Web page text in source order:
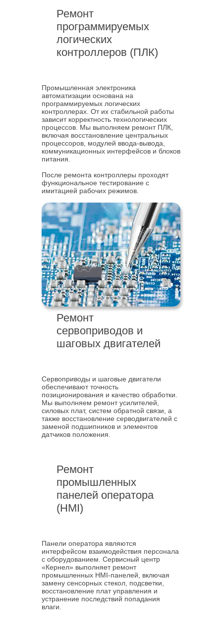
Ремонт
программируемых
логических
контроллеров (ПЛК)
Промышленная электроника
автоматизации основана на
программируемых логических
контроллерах. От их стабильной работы
зависит корректность технологических
процессов. Мы выполняем ремонт ПЛК,
включая восстановление центральных
процессоров, модулей ввода-вывода,
коммуникационных интерфейсов и блоков
питания.
После ремонта контроллеры проходят
функциональное тестирование с
имитацией рабочих режимов.
Ремонт
сервоприводов и
шаговых двигателей
Сервоприводы и шаговые двигатели
обеспечивают точность
позиционирования и качество обработки.
Мы выполняем ремонт усилителей,
силовых плат, систем обратной связи, а
также восстановление серводвигателей с
заменой подшипников и элементов
датчиков положения.
Ремонт
промышленных
панелей оператора
(HMI)
Панели оператора являются
интерфейсом взаимодействия персонала
с оборудованием. Сервисный центр
«Кернел» выполняет ремонт
промышленных HMI-панелей, включая
замену сенсорных стекол, подсветки,
восстановление плат управления и
устранение последствий попадания
влаги.